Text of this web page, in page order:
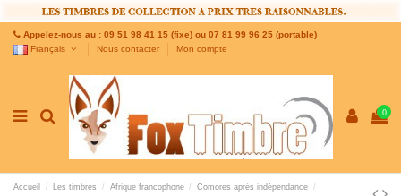
Appelez-nous au : 09 51 98 41 15 (fixe) ou 07 81 99 96 25 (portable)
Français
Nous contacter Mon compte
0
Accueil Les timbres Afrique francophone
Comores après indépendance